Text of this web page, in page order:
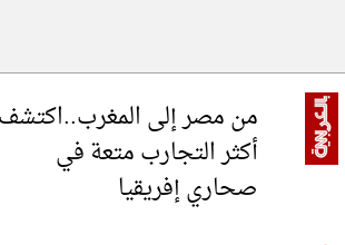
من مصر إلى المغرب..اكتشف
أكثر التجارب متعة في
صحاري إفريقيا